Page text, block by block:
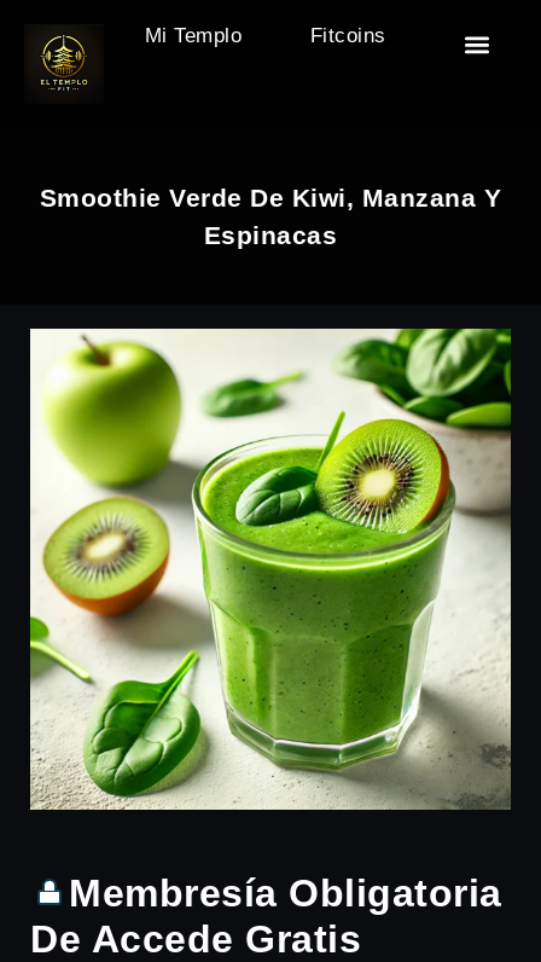
Mi Templo Fitcoins
Smoothie Verde De Kiwi, Manzana Y
Espinacas
Membresía Obligatoria
De Accede Gratis